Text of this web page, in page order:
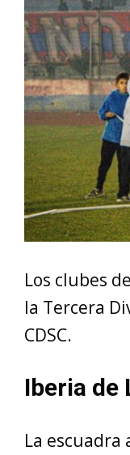
Los clubes
la Tercera
CDSC.
Iberia de
La